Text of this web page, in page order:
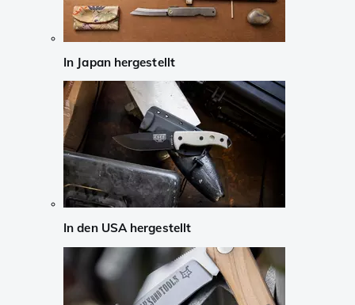
In Japan hergestellt
In den USA hergestellt